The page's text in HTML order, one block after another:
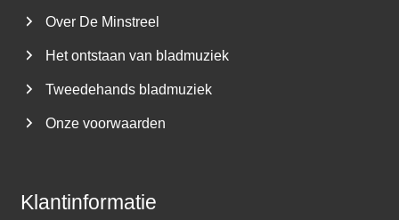
Over De Minstreel
Het ontstaan van bladmuziek
Tweedehands bladmuziek
Onze voorwaarden
Klantinformatie